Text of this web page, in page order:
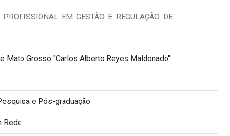
EM GESTÃO E REGULAÇÃO DE
Mato Grosso "Carlos Alberto Reyes Maldonado"
e Pós-graduação
Rede